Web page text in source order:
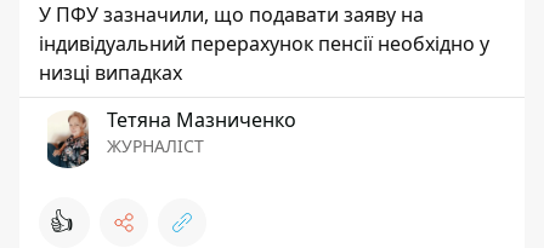
У ПФУ зазначили, що подавати заяву на
індивідуальний перерахунок пенсії необхідно у
низці випадках
Тетяна Мазниченко
ЖУРНАЛІСТ
👍